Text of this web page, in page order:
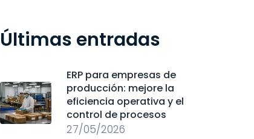
Últimas entradas
ERP para empresas de
producción: mejore la
eficiencia operativa y el
control de procesos
27/05/2026